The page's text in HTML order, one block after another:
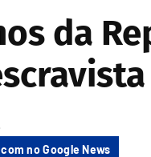
da
no Google News